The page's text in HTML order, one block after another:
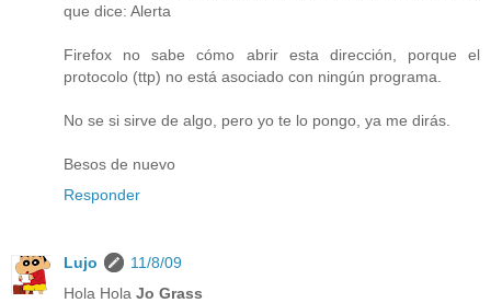
que dice: Alerta
Firefox no sabe cómo abrir esta dirección, porque el
protocolo (ttp) no está asociado con ningún programa.
No se si sirve de algo, pero yo te lo pongo, ya me dirás.
Besos de nuevo
Responder
Lujo
11/8/09
Hola Hola Jo Grass